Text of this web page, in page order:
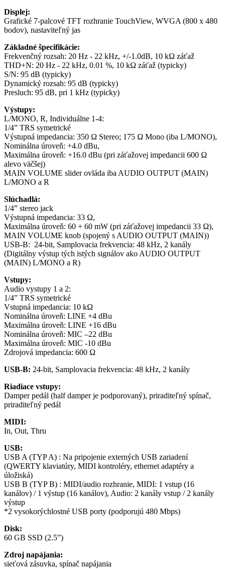
Displej:
Grafické 7-palcové TFT rozhranie TouchView, WVGA (800 x 480
bodov), nastaviteľný jas
Základné špecifikácie:
Frekvenčný rozsah: 20 Hz - 22 kHz, +/-1.0dB, 10 kΩ záťaž
THD+N: 20 Hz - 22 kHz, 0.01 %, 10 kΩ záťaž (typicky)
S/N: 95 dB (typicky)
Dynamický rozsah: 95 dB (typicky)
Presluch: 95 dB, pri 1 kHz (typicky)
Výstupy:
L/MONO, R, Individuálne 1-4:
1/4” TRS symetrické
Výstupná impedancia: 350 Ω Stereo; 175 Ω Mono (iba L/MONO),
Nominálna úroveň: +4.0 dBu,
Maximálna úroveň: +16.0 dBu (pri záťažovej impedancii 600 Ω
alevo väčšej)
MAIN VOLUME slider ovláda iba AUDIO OUTPUT (MAIN)
L/MONO a R
Slúchadlá:
1/4” stereo jack
Výstupná impedancia: 33 Ω,
Maximálna úroveň: 60 + 60 mW (pri záťažovej impedancii 33 Ω),
MAIN VOLUME knob (spojený s AUDIO OUTPUT (MAIN))
USB-B: 24-bit, Samplovacia frekvencia: 48 kHz, 2 kanály
(Digitálny výstup tých istých signálov ako AUDIO OUTPUT
(MAIN) L/MONO a R)
Vstupy:
Audio vystupy 1 a 2:
1/4” TRS symetrické
Vstupná impedancia: 10 kΩ
Nominálna úroveň: LINE +4 dBu
Maximálna úroveň: LINE +16 dBu
Nominálna úroveň: MIC –22 dBu
Maximálna úroveň: MIC -10 dBu
Zdrojová impedancia: 600 Ω
USB-B: 24-bit, Samplovacia frekvencia: 48 kHz, 2 kanály
Riadiace vstupy:
Damper pedál (half damper je podporovaný), priraditeľný spínač,
priraditeľný pedál
MIDI:
In, Out, Thru
USB:
USB A (TYP A) : Na pripojenie externých USB zariadení
(QWERTY klaviatúry, MIDI kontroléry, ethernet adaptéry a
úložiská)
USB B (TYP B) : MIDI/audio rozhranie, MIDI: 1 vstup (16
kanálov) / 1 výstup (16 kanálov), Audio: 2 kanály vstup / 2 kanály
výstup
*2 vysokorýchlostné USB porty (podporujú 480 Mbps)
Disk:
60 GB SSD (2.5”)
Zdroj napájania:
sieťová zásuvka, spínač napájania